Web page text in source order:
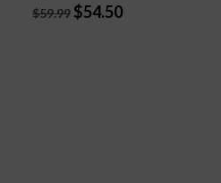
$59.99 Original
$54.50Current